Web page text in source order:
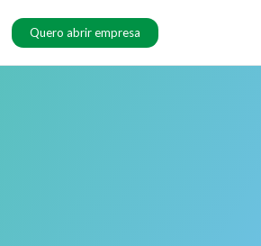
Quero abrir empresa